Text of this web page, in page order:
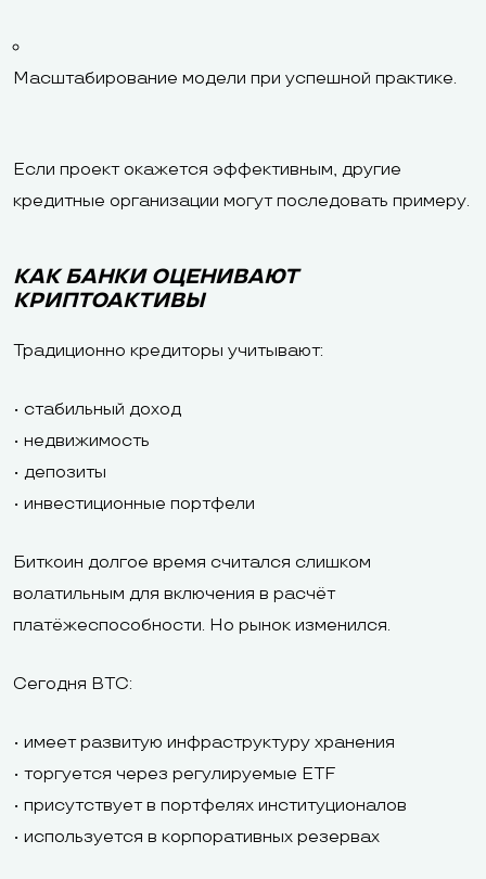
Масштабирование модели при успешной практике.
Если проект окажется эффективным, другие
кредитные организации могут последовать примеру.
КАК БАНКИ ОЦЕНИВАЮТ
КРИПТОАКТИВЫ
Традиционно кредиторы учитывают:
• стабильный доход
• недвижимость
• депозиты
• инвестиционные портфели
Биткоин долгое время считался слишком
волатильным для включения в расчёт
платёжеспособности. Но рынок изменился.
Сегодня BTC:
• имеет развитую инфраструктуру хранения
• торгуется через регулируемые ETF
• присутствует в портфелях институционалов
• используется в корпоративных резервах